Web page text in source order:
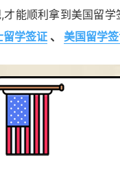
才能顺利拿到美国留
留学签证 、 美国留学